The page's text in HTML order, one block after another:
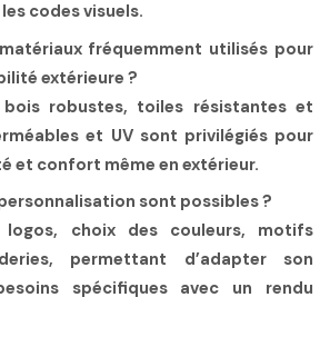
codes visuels.
fréquemment utilisés pour
extérieure ?
robustes, toiles résistantes et
et UV sont privilégiés pour
et confort même en extérieur.
sont possibles ?
logos, choix des couleurs, motifs
permettant d’adapter son
spécifiques avec un rendu